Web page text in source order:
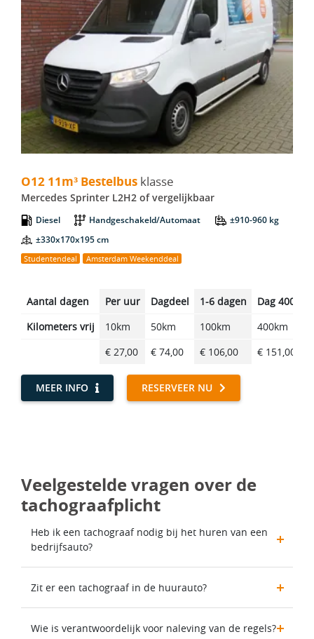
O12 11m³ Bestelbus klasse
Mercedes Sprinter L2H2 of vergelijkbaar
Diesel Handgeschakeld/Automaat
±910-960 kg
±330x170x195 cm
Studentendeal Amsterdam Weekenddeal
Aantal dagen Per uur Dagdeel 1-6 dagen
Dag 400km
Kilometers vrij
10km 50km 100km
400km
€ 27,00
€ 74,00 € 106,00 € 151,00
MEER INFO RESERVEER NU
Veelgestelde vragen over de
tachograafplicht
Heb ik een tachograaf nodig bij het huren van een
bedrijfsauto?
Zit er een tachograaf in de huurauto?
Wie is verantwoordelijk voor naleving van de regels?